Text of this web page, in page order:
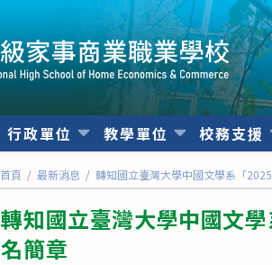
行政單位 教學單位 校務支援
首頁 / 最新消息 / 轉知國立臺灣大學中國文學系「
轉知國立臺灣大學中國文
名簡章